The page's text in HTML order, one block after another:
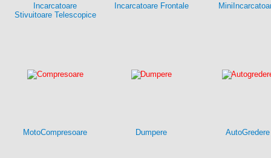
Incarcatoare
Stivuitoare Telescopice
Incarcatoare Frontale
MotoCompresoare Dumpere AutoGredere